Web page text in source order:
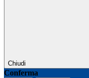
Chiudi
Conferma